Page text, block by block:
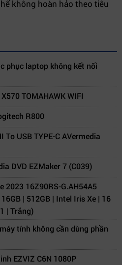
không hoàn hảo theo tiêu
phục laptop không kết nối
TOMAHAWK WIFI
R800
USB TYPE-C AVermedia
DVD EZMaker 7 (C039)
2023 16Z90RS-G.AH54A5
| 512GB | Intel Iris Xe | 16
| Trắng)
tính không cần dùng phần
EZVIZ C6N 1080P